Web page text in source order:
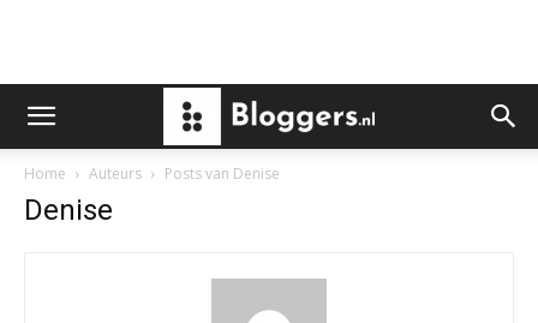
Home Auteurs Posts van Denise
Denise